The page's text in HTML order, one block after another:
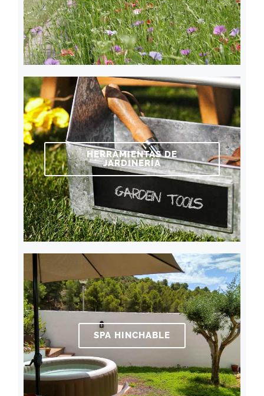
HERRAMIENTAS DE
JARDINERÍA
SPA HINCHABLE